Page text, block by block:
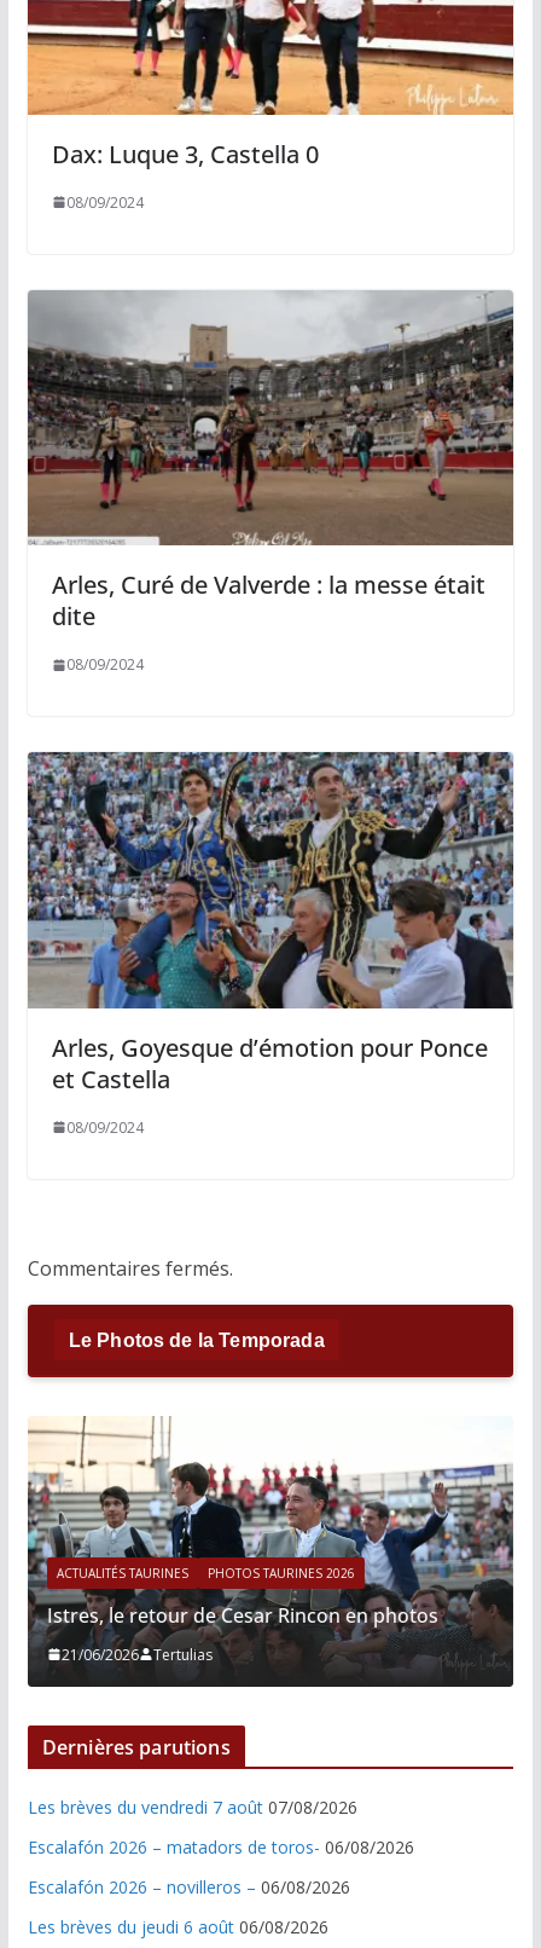
Dax: Luque 3, Castella 0
08/09/2024
Arles, Curé de Valverde : la messe était
dite
08/09/2024
Arles, Goyesque d’émotion pour Ponce
et Castella
08/09/2024
Commentaires fermés.
Le Photos de la Temporada
ACTUALITÉS TAURINES PHOTOS TAURINES 2026
Istres, le retour de Cesar Rincon en photos
21/06/2026 Tertulias
Dernières parutions
Les brèves du vendredi 7 août 07/08/2026
Escalafón 2026 – matadors de toros- 06/08/2026
Escalafón 2026 – novilleros – 06/08/2026
Les brèves du jeudi 6 août 06/08/2026